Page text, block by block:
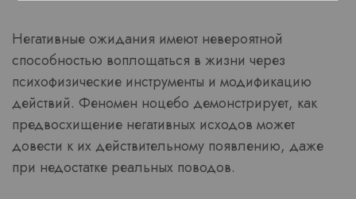
Негативные ожидания имеют невероятной
способностью воплощаться в жизни через
психофизические инструменты и модификацию
действий. Феномен ноцебо демонстрирует, как
предвосхищение негативных исходов может
довести к их действительному появлению, даже
при недостатке реальных поводов.